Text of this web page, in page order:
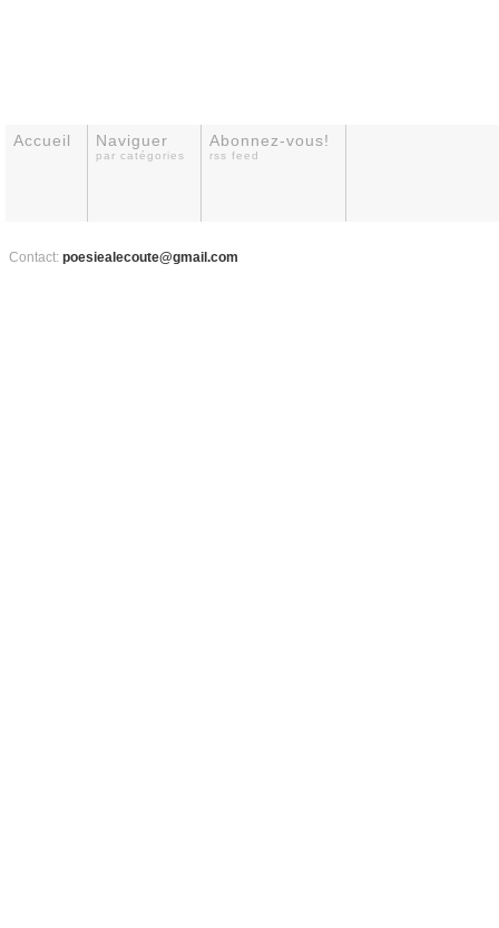
Accueil Naviguer
par catégories
Abonnez-vous!
rss feed
Contact: poesiealecoute@gmail.com